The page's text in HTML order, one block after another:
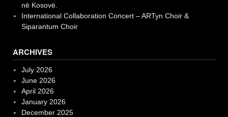
në Kosovë.
International Collaboration Concert – ARTyn Choir &
Siparantum Choir
ARCHIVES
July 2026
June 2026
April 2026
January 2026
December 2025